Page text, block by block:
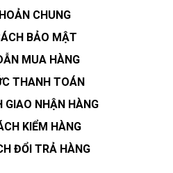
CHUNG
BẢO MẬT
MUA HÀNG
THANH TOÁN
GIAO NHẬN HÀNG
KIỂM HÀNG
ĐỔI TRẢ HÀNG